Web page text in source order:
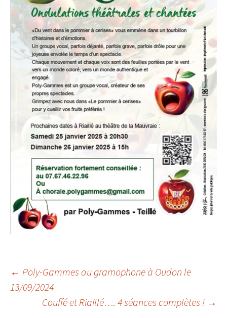
Navigation
← Poly-Gammes au gramophone à Oudon le
13/09/2024
Couffé et Riaillé…. 4 séances complètes ! →